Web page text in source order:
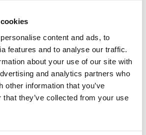
content and ads, to
features and to analyse our traffic.
about your use of our site with
and analytics partners who
other information that you’ve
that they’ve collected from your use
unseren Kunden
ist mir schon seit